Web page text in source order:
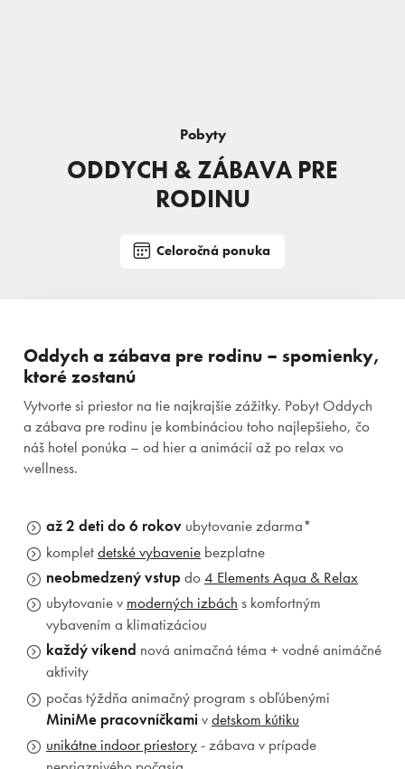
Pobyty
ODDYCH & ZÁBAVA PRE
RODINU
Celoročná ponuka
Oddych a zábava pre rodinu – spomienky,
ktoré zostanú
Vytvorte si priestor na tie najkrajšie zážitky. Pobyt Oddych
a zábava pre rodinu je kombináciou toho najlepšieho, čo
náš hotel ponúka – od hier a animácií až po relax vo
wellness.
až 2 deti do 6 rokov ubytovanie zdarma*
kompletdetské vybavenie bezplatne
neobmedzený vstup do4 Elements Aqua & Relax
ubytovanie v moderných izbách s komfortným
vybavením a klimatizáciou
každý víkend nová animačná téma + vodné animáčné
aktivity
počas týždňa animačný program s obľúbenými
MiniMe pracovníčkami vdetskom kútiku
unikátne indoor priestory- zábava v prípade